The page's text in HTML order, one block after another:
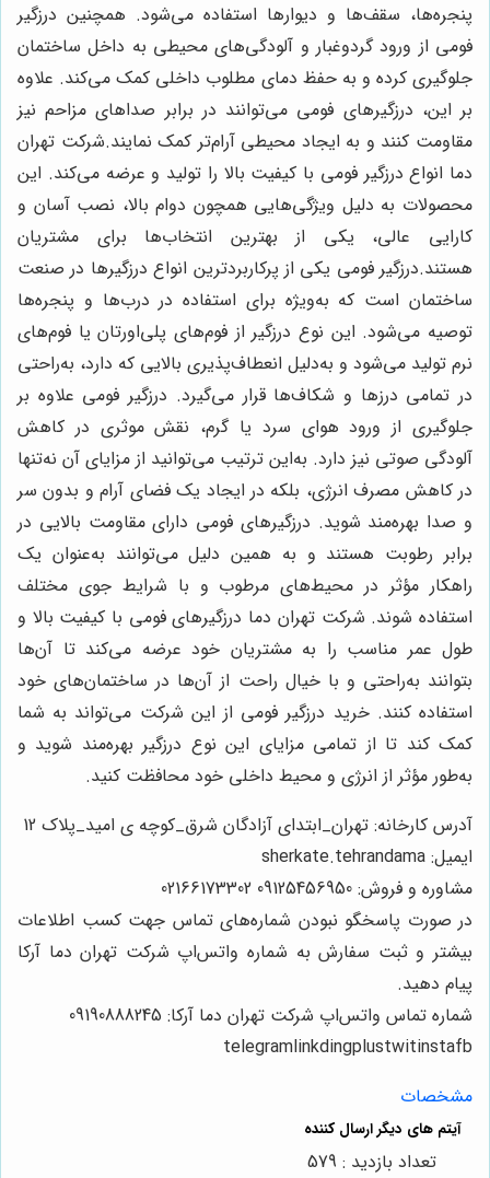
پنجره‌ها، سقف‌ها و دیوارها استفاده می‌شود. همچنین درزگیر
فومی از ورود گردوغبار و آلودگی‌های محیطی به داخل ساختمان
جلوگیری کرده و به حفظ دمای مطلوب داخلی کمک می‌کند. علاوه
بر این، درزگیرهای فومی می‌توانند در برابر صداهای مزاحم نیز
مقاومت کنند و به ایجاد محیطی آرام‌تر کمک نمایند.شرکت تهران
دما انواع درزگیر فومی با کیفیت بالا را تولید و عرضه می‌کند. این
محصولات به دلیل ویژگی‌هایی همچون دوام بالا، نصب آسان و
کارایی عالی، یکی از بهترین انتخاب‌ها برای مشتریان
هستند.درزگیر فومی یکی از پرکاربردترین انواع درزگیرها در صنعت
ساختمان است که به‌ویژه برای استفاده در درب‌ها و پنجره‌ها
توصیه می‌شود. این نوع درزگیر از فوم‌های پلی‌اورتان یا فوم‌های
نرم تولید می‌شود و به‌دلیل انعطاف‌پذیری بالایی که دارد، به‌راحتی
در تمامی درزها و شکاف‌ها قرار می‌گیرد. درزگیر فومی علاوه بر
جلوگیری از ورود هوای سرد یا گرم، نقش موثری در کاهش
آلودگی صوتی نیز دارد. به‌این ترتیب می‌توانید از مزایای آن نه‌تنها
در کاهش مصرف انرژی، بلکه در ایجاد یک فضای آرام و بدون سر
و صدا بهره‌مند شوید. درزگیرهای فومی دارای مقاومت بالایی در
برابر رطوبت هستند و به همین دلیل می‌توانند به‌عنوان یک
راهکار مؤثر در محیط‌های مرطوب و با شرایط جوی مختلف
استفاده شوند. شرکت تهران دما درزگیرهای فومی با کیفیت بالا و
طول عمر مناسب را به مشتریان خود عرضه می‌کند تا آن‌ها
بتوانند به‌راحتی و با خیال راحت از آن‌ها در ساختمان‌های خود
استفاده کنند. خرید درزگیر فومی از این شرکت می‌تواند به شما
کمک کند تا از تمامی مزایای این نوع درزگیر بهره‌مند شوید و
به‌طور مؤثر از انرژی و محیط داخلی خود محافظت کنید.
آدرس کارخانه: تهران_ابتدای آزادگان شرق_کوچه ی امید_پلاک 12
ایمیل: sherkate.tehrandama
مشاوره و فروش: 09125456950 02166173302
در صورت پاسخگو نبودن شماره‌های تماس جهت کسب اطلاعات
بیشتر و ثبت سفارش به شماره واتس‌اپ شرکت تهران دما آرکا
پیام دهید.
شماره تماس واتس‌اپ شرکت تهران دما آرکا: 09190888245
telegramlinkdingplustwitinstafb
مشخصات
تعداد بازدید : 579